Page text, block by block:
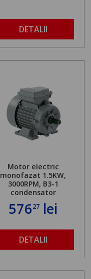
DETALII
Motor electric
monofazat 1.5KW,
3000RPM, B3-1
condensator
57627 lei
DETALII